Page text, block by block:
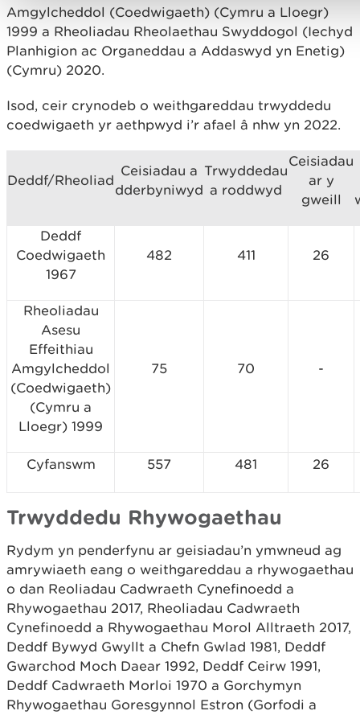
Amgylcheddol (Coedwigaeth) (Cymru a Lloegr)
1999 a Rheoliadau Rheolaethau Swyddogol (Iechyd
Planhigion ac Organeddau a Addaswyd yn Enetig)
(Cymru) 2020.
Isod, ceir crynodeb o weithgareddau trwyddedu
coedwigaeth yr aethpwyd i’r afael â nhw yn 2022.
Deddf/Rheoliad
Ceisiadau a
dderbyniwyd
Trwyddedau
a roddwyd
Ceisiadau
ar y
gweill
Deddf
Coedwigaeth
1967
482 411 26
Rheoliadau
Asesu
Effeithiau
Amgylcheddol
(Coedwigaeth)
(Cymru a
Lloegr) 1999
75 70 -
Cyfanswm 557 481 26
Trwyddedu Rhywogaethau
Rydym yn penderfynu ar geisiadau’n ymwneud ag
amrywiaeth eang o weithgareddau a rhywogaethau
o dan Reoliadau Cadwraeth Cynefinoedd a
Rhywogaethau 2017, Rheoliadau Cadwraeth
Cynefinoedd a Rhywogaethau Morol Alltraeth 2017,
Deddf Bywyd Gwyllt a Chefn Gwlad 1981, Deddf
Gwarchod Moch Daear 1992, Deddf Ceirw 1991,
Deddf Cadwraeth Morloi 1970 a Gorchymyn
Rhywogaethau Goresgynnol Estron (Gorfodi a